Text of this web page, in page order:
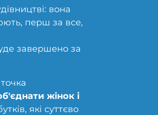
вона
перш за все,
завершено за
жінок і
які суттєво